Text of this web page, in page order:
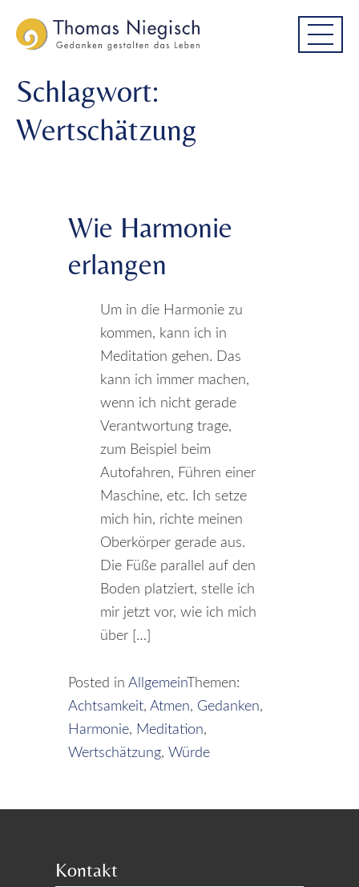
to
menu
to
content
Schlagwort:
Wertschätzung
Wie Harmonie
erlangen
Um in die Harmonie zu
kommen, kann ich in
Meditation gehen. Das
kann ich immer machen,
wenn ich nicht gerade
Verantwortung trage,
zum Beispiel beim
Autofahren, Führen einer
Maschine, etc. Ich setze
mich hin, richte meinen
Oberkörper gerade aus.
Die Füße parallel auf den
Boden platziert, stelle ich
mir jetzt vor, wie ich mich
über […]
Posted in AllgemeinThemen:
Achtsamkeit, Atmen, Gedanken,
Harmonie, Meditation,
Wertschätzung, Würde
Kontakt